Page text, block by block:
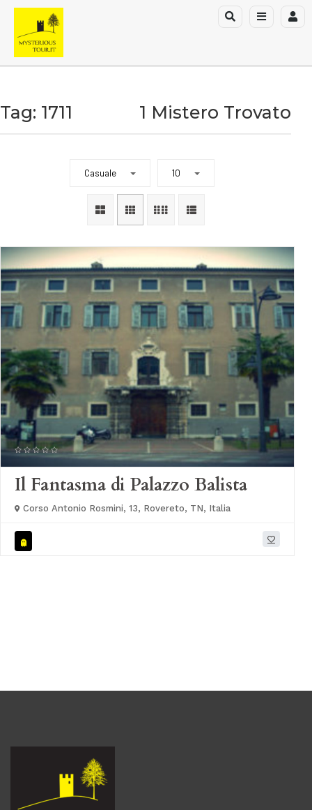
Tag: 1711 1 Mistero Trovato
Casuale 10
Il Fantasma di Palazzo Balista
Corso Antonio Rosmini, 13, Rovereto, TN, Italia